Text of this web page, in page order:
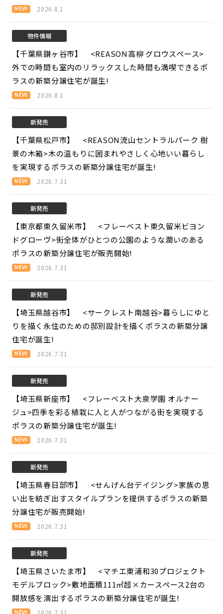
2026.8.1
物件情報
【千葉県鎌ヶ谷市】 <REASON高柳 グロウスペース>
外での時間も室内のリラックスした時間も満喫できるポ
ラスの新築分譲住宅が誕生!
2026.8.1
新発売
【千葉県松戸市】 <REASON流山セントラルパーク 樹
景の木箱>木の温もりに囲まれやさしく心地いい暮らし
を実現するポラスの新築分譲住宅が誕生!
2026.7.31
新発売
【東京都東久留米市】 <フレーベスト東久留米ビヨン
ドグローヴ>街全体がひとつの公園のような潤いのある
ポラスの新築分譲住宅が販売開始!
2026.7.31
新発売
【埼玉県越谷市】 <サークレスト南越谷>暮らしにゆと
りを描く永住のための邸別設計を描くポラスの新築分譲
住宅が誕生!
2026.7.31
新発売
【埼玉県新座市】 <フレーベスト大泉学園 オルナー
ジュ>四季を彩る植栽に人と人がつながる街を実現する
ポラスの新築分譲住宅が誕生!
2026.7.31
新発売
【埼玉県春日部市】 <せんげん台デイジング>家族の思
い出を紡ぎ出すスタイルプランを提供するポラスの新築
分譲住宅が販売開始!
2026.7.31
新発売
【埼玉県さいたま市】 <マチエ東浦和30プロジェクト
モデルブロック>敷地面積111㎡超×カースペース2台の
開放感を演出するポラスの新築分譲住宅が誕生!
2026.7.31